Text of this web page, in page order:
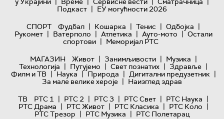
Подкаст | ЕУ могућности 2026
СПОРТ
Фудбал | Кошарка | Тенис | Одбојка |
Рукомет | Ватерполо | Атлетика | Ауто-мото | Остали
спортови | Меморијал РТС
МАГАЗИН
Живот | Занимљивости | Музика |
Технологијa | Путујемо | Свет познатих | Здравље |
Филм и ТВ | Наука | Природа | Дигитални предузетник |
За мале велике хероје | Наизглед здрав
ТВ
РТС 1 | РТС 2 | РТС 3 | РТС Свет | РТС Наука |
РТС Драма | РТС Живот | РТС Класика | РТС Коло |
РТС Трезор | РТС Музика | РТС Полетарац